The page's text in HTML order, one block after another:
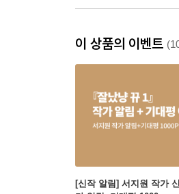
이 상품의 이벤트
[신작 알림] 서지원 작가